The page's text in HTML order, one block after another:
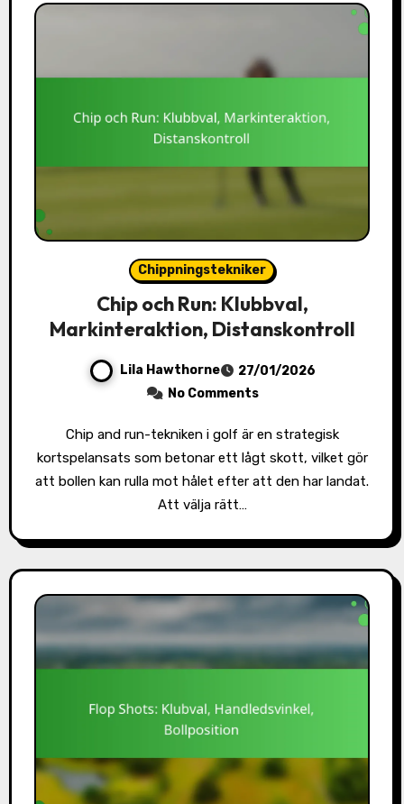
Chippningstekniker
Chip och Run: Klubbval,
Markinteraktion, Distanskontroll
Lila Hawthorne
27/01/2026
No Comments
Chip and run-tekniken i golf är en strategisk
kortspelansats som betonar ett lågt skott, vilket gör
att bollen kan rulla mot hålet efter att den har landat.
Att välja rätt…